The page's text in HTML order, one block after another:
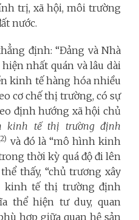
trị, xã hội, môi trường
nước.
định: “Đảng và Nhà
nhất quán và lâu dài
kinh tế hàng hóa nhiều
cơ chế thị trường, có sự
định hướng xã hội chủ
kinh tế thị trường định
và đó là “mô hình kinh
thời kỳ quá độ đi lên
thể thấy, “chủ trương xây
kinh tế thị trường định
thể hiện tư duy, quan
hợp giữa quan hệ sản